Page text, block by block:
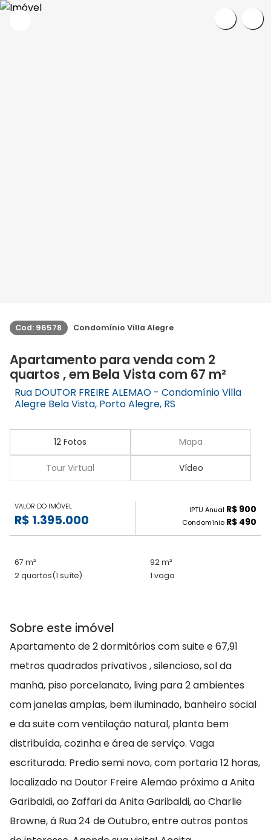
Cod: 96578 Condomínio Villa Alegre
Apartamento para venda com 2
quartos , em Bela Vista com 67 m²
Rua DOUTOR FREIRE ALEMAO - Condomínio Villa
Alegre Bela Vista, Porto Alegre, RS
12 Fotos Mapa
Tour Virtual Vídeo
VALOR DO IMÓVEL
R$ 1.395.000
IPTU Anual R$ 900
Condomínio R$ 490
67 m²
92 m²
2 quartos(1 suíte) 1 vaga
Sobre este imóvel
Apartamento de 2 dormitórios com suite e 67,91
metros quadrados privativos , silencioso, sol da
manhã, piso porcelanato, living para 2 ambientes
com janelas amplas, bem iluminado, banheiro social
e da suite com ventilação natural, planta bem
distribuída, cozinha e área de serviço. Vaga
escriturada. Predio semi novo, com portaria 12 horas,
localizado na Doutor Freire Alemão próximo a Anita
Garibaldi, ao Zaffari da Anita Garibaldi, ao Charlie
Browne, á Rua 24 de Outubro, entre outros pontos